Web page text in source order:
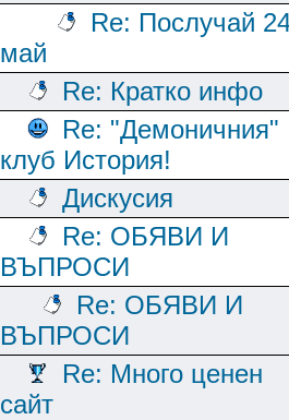
Re: Послучай
май
Re: Кратко инфо
Re: "Демоничния"
клуб История!
Дискусия
Re: ОБЯВИ И
ВЪПРОСИ
Re: ОБЯВИ И
ВЪПРОСИ
Re: Много ценен
сайт